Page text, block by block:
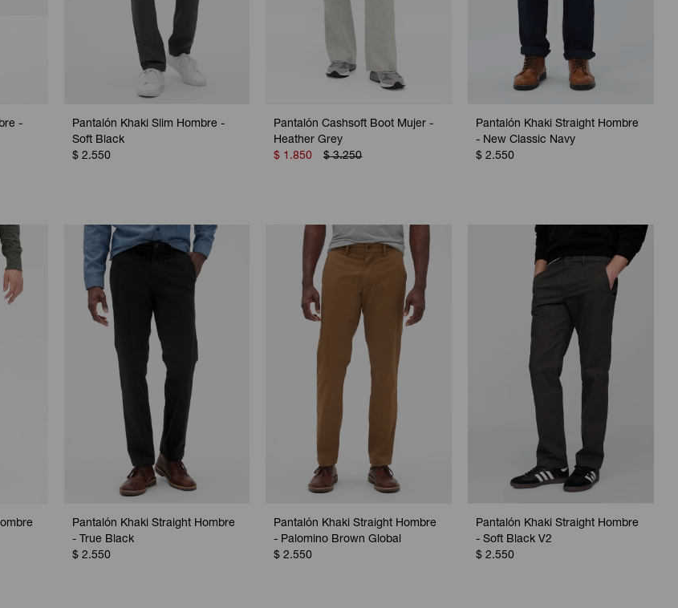
-
Pantalón Khaki Slim Hombre -
Soft Black
$ 2.550
Pantalón Cashsoft Boot Mujer -
Heather Grey
$ 1.850 $ 3.250
Pantalón Khaki Straight Hombre
- New Classic Navy
$ 2.550
Pantalón Khaki Straight Hombre
- True Black
$ 2.550
Pantalón Khaki Straight Hombre
- Palomino Brown Global
$ 2.550
Pantalón Khaki Straight Hombre
- Soft Black V2
$ 2.550